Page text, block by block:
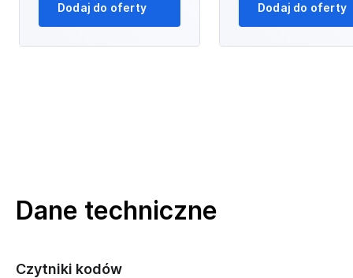
Dodaj do oferty Dodaj do oferty
Dane techniczne
Czytniki kodów